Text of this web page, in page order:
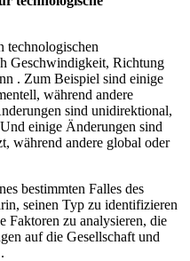
technologischen
Geschwindigkeit, Richtung
. Zum Beispiel sind einige
während andere
sind unidirektional,
einige Änderungen sind
während andere global oder
bestimmten Falles des
seinen Typ zu identifizieren
Faktoren zu analysieren, die
auf die Gesellschaft und